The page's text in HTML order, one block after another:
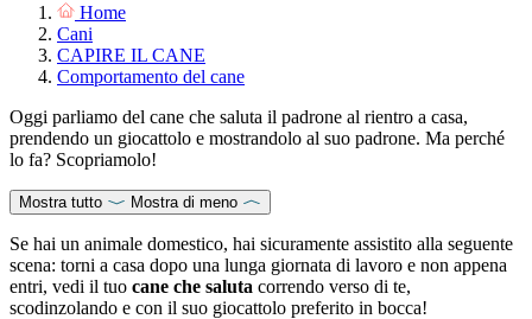
Home
Cani
CAPIRE IL CANE
Comportamento del cane
Oggi parliamo del cane che saluta il padrone al rientro a casa,
prendendo un giocattolo e mostrandolo al suo padrone. Ma perché
lo fa? Scopriamolo!
Mostra tutto Mostra di meno
Se hai un animale domestico, hai sicuramente assistito alla seguente
scena: torni a casa dopo una lunga giornata di lavoro e non appena
entri, vedi il tuo cane che saluta correndo verso di te,
scodinzolando e con il suo giocattolo preferito in bocca!